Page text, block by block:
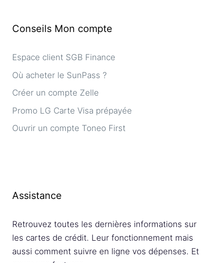
Conseils Mon compte
Espace client SGB Finance
Où acheter le SunPass ?
Créer un compte Zelle
Promo LG Carte Visa prépayée
Ouvrir un compte Toneo First
Assistance
Retrouvez toutes les dernières informations sur
les cartes de crédit. Leur fonctionnement mais
aussi comment suivre en ligne vos dépenses. Et